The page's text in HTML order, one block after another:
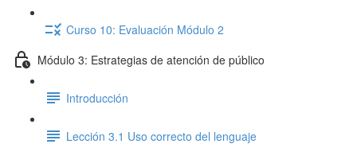
Curso 10: Evaluación Módulo 2
Módulo 3: Estrategias de atención de público
Introducción
Lección 3.1 Uso correcto del lenguaje